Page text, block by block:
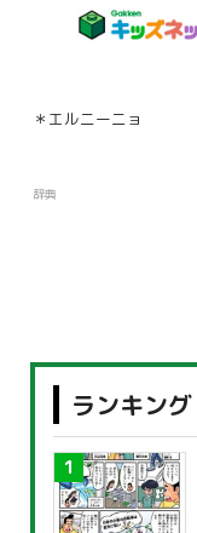
＊エルニーニョ
辞典
ランキング